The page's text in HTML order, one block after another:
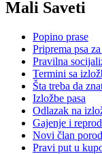
Mali Saveti
Popino prase
Priprema psa
Pravilna
Termini sa
Šta treba da
Izložbe pasa
Odlazak na
Gajenje i
Novi član
Pravi put u